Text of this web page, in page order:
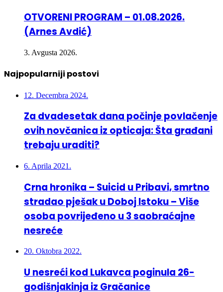
OTVORENI PROGRAM – 01.08.2026.
(Arnes Avdić)
3. Avgusta 2026.
Najpopularniji postovi
12. Decembra 2024.
Za dvadesetak dana počinje povlačenje
ovih novčanica iz opticaja: Šta građani
trebaju uraditi?
6. Aprila 2021.
Crna hronika – Suicid u Pribavi, smrtno
stradao pješak u Doboj Istoku – Više
osoba povrijeđeno u 3 saobraćajne
nesreće
20. Oktobra 2022.
U nesreći kod Lukavca poginula 26-
godišnjakinja iz Gračanice